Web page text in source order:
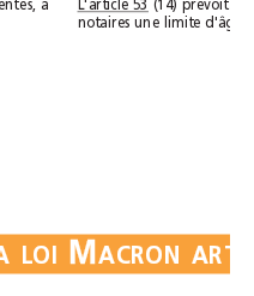
avis sur les prix et tarifs réglementés, à
L'article 53
M